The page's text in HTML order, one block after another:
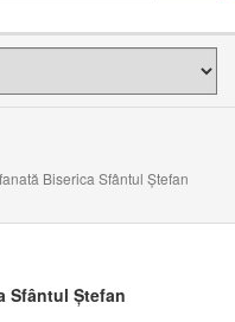
Biserica Sfântul Ștefan
Sfântul Ștefan